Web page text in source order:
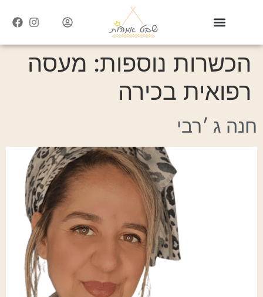
הכשרות נוספות: מעסה
רפואית בכירה
חנה ג ׳רבי